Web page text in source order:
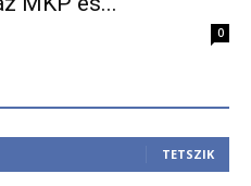
0
TETSZIK